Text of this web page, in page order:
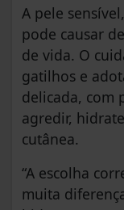
A pele
pode causar
de vida. O
gatilhos e
delicada, com
agredir,
cutânea.
“A escolha
muita